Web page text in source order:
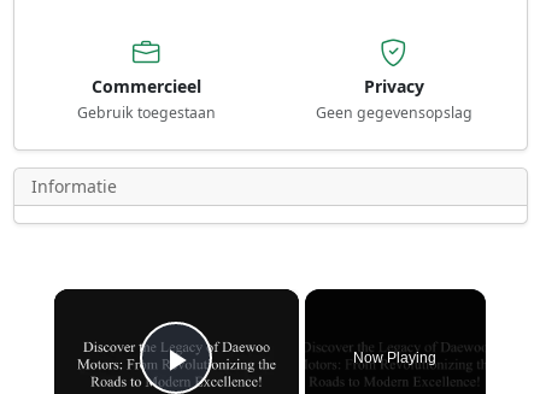
Commercieel
Gebruik toegestaan
Privacy
Geen gegevensopslag
Informatie
×
Now Playing